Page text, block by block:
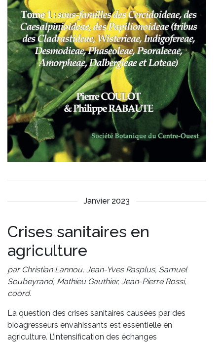
Janvier 2023
Crises sanitaires en
agriculture
par Christian Lannou, Jean-Yves Rasplus, Samuel
Soubeyrand, Mathieu Gauthier, Jean-Pierre Rossi,
coord.
La question des crises sanitaires causées par des
bioagresseurs envahissants est essentielle en
agriculture. L’intensification des échanges